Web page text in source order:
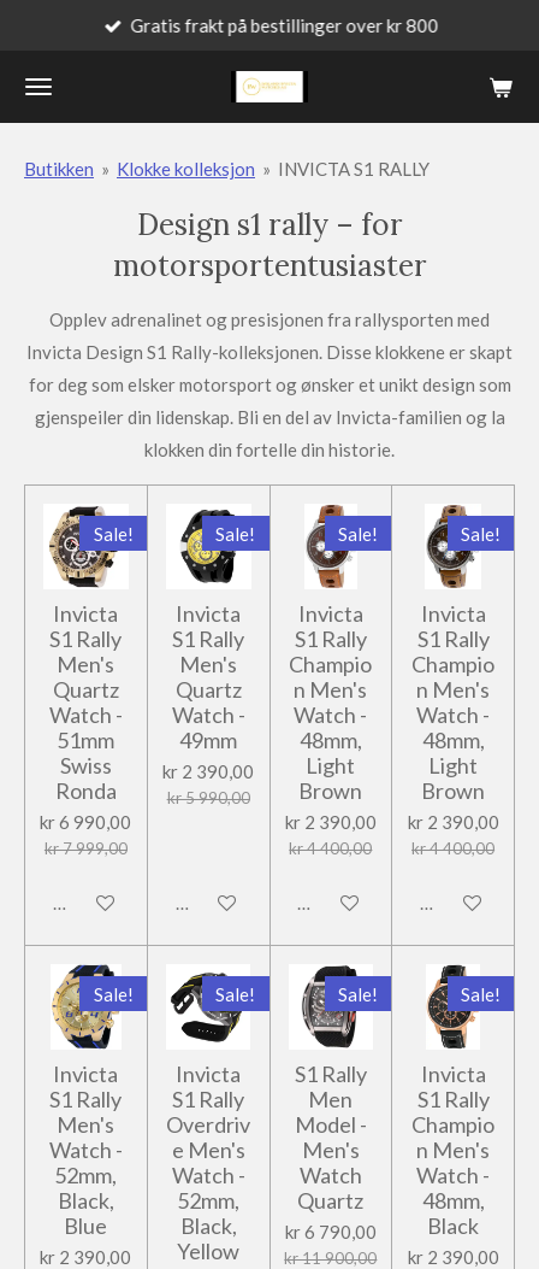
hovedinnhold
Gratis frakt på bestillinger over kr 800
Butikken » Klokke kolleksjon » INVICTA S1 RALLY
Design s1 rally – for
motorsportentusiaster
Opplev adrenalinet og presisjonen fra rallysporten med
Invicta Design S1 Rally-kolleksjonen. Disse klokkene er skapt
for deg som elsker motorsport og ønsker et unikt design som
gjenspeiler din lidenskap. Bli en del av Invicta-familien og la
klokken din fortelle din historie.
Sale!
Invicta
S1 Rally
Men's
Quartz
Watch -
51mm
Swiss
Ronda
kr 6 990,00
kr 7 999,00
Legg til handlevogn
Sale!
Invicta
S1 Rally
Men's
Quartz
Watch -
49mm
kr 2 390,00
kr 5 990,00
Legg til handlevogn
Sale!
Invicta
S1 Rally
Champio
n Men's
Watch -
48mm,
Light
Brown
kr 2 390,00
kr 4 400,00
Legg til handlevogn
Sale!
Invicta
S1 Rally
Champio
n Men's
Watch -
48mm,
Light
Brown
kr 2 390,00
kr 4 400,00
Legg til
Sale!
Invicta
S1 Rally
Men's
Watch -
52mm,
Black,
Blue
kr 2 390,00
Sale!
Invicta
S1 Rally
Overdriv
e Men's
Watch -
52mm,
Black,
Yellow
Sale!
S1 Rally
Men
Model -
Men's
Watch
Quartz
kr 6 790,00
kr 11 900,00
Sale!
Invicta
S1 Rally
Champio
n Men's
Watch -
48mm,
Black
kr 2 390,00